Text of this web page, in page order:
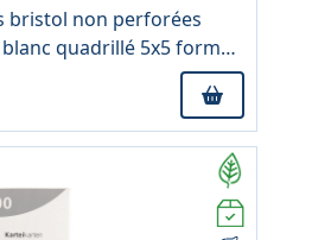
bristol non perforées
quadrillé 5x5 format